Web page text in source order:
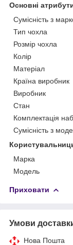
Основні
Сумісність з
Тип чохла
Розмір чохла
Колір
Матеріал
Країна виробник
Виробник
Стан
Комплектація
Сумісність з
Марка
Модель
Приховати
Умови
Нова Пошта